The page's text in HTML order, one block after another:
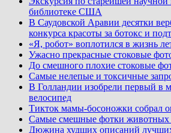
библиотеке США
В Саудовской Аравии десятки
конкурса красоты за ботокс и
«Я, робот» воплотился в жизнь
Ужасно прекрасные стоковые
До смешного плохие стоковые
Самые нелепые и токсичные
В Голландии изобрели первый в
велосипед
Тикток мамы-босоножки собрал
Самые смешные фотки животных
Дюжина худших описаний